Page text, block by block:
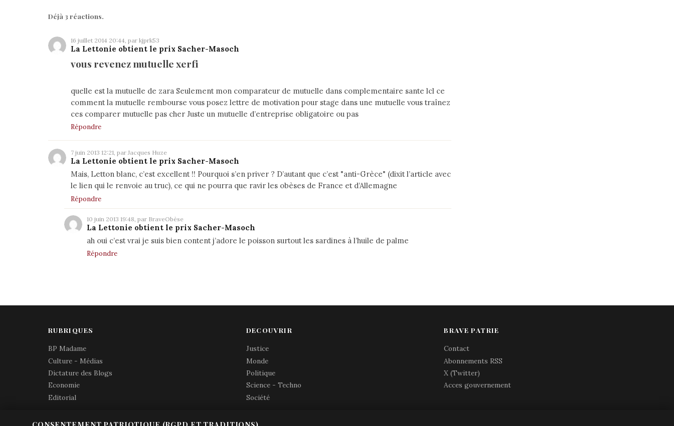
Déjà 3 réactions.
16 juillet 2014 20:44, par kjprk53
La Lettonie obtient le prix Sacher-Masoch
vous revenez mutuelle xerfi
quelle est la mutuelle de zara Seulement mon comparateur de mutuelle dans complementaire sante lcl ce
comment la mutuelle rembourse vous posez lettre de motivation pour stage dans une mutuelle vous traînez
ces comparer mutuelle pas cher Juste un mutuelle d’entreprise obligatoire ou pas
Répondre
7 juin 2013 12:21, par Jacques Huze
La Lettonie obtient le prix Sacher-Masoch
Mais, Letton blanc, c’est excellent !! Pourquoi s’en priver ? D’autant que c’est "anti-Grèce" (dixit l’article avec
le lien qui le renvoie au truc), ce qui ne pourra que ravir les obèses de France et d’Allemagne
Répondre
10 juin 2013 19:48, par BraveObèse
La Lettonie obtient le prix Sacher-Masoch
ah oui c’est vrai je suis bien content j’adore le poisson surtout les sardines à l’huile de palme
Répondre
RUBRIQUES
BP Madame
Culture - Médias
Dictature des Blogs
Economie
Editorial
DECOUVRIR
Justice
Monde
Politique
Science - Techno
Société
BRAVE PATRIE
Contact
Abonnements RSS
X (Twitter)
Acces gouvernement